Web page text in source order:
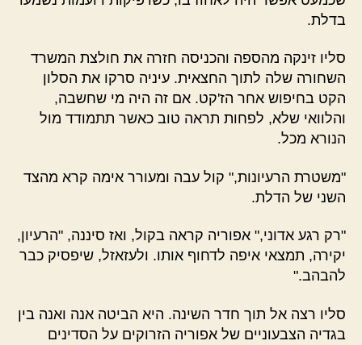
בדלת.
סליו זינקה מהספה והכניסה חזרה את חולצת המשרד
השחורה שלה לתוך החצאית. עיניה סרקו את הסלון
הקט בחיפוש אחר הז'קט. אם זה היה מי שחשבה,
והלוואי שלא, לפחות תראה טוב כאשר תתמודד מול
הנורא מכל.
"משטרת הרעיונות," קול עבה ומעורר אימה קרא מהצד
השני של הדלת.
"רק רגע אדוני," אפוריה קראה בקול, ואז סיננה, "הרעיון,
יקירה, תמצאי איפה לדחוף אותו. ולעזאזל, שיפסיק כבר
להבהב."
סליו רצה אל תוך חדר השינה. היא הביטה אנה ואנה בין
בגדיה הצבעוניים של אפוריה הזרוקים על הסדינים